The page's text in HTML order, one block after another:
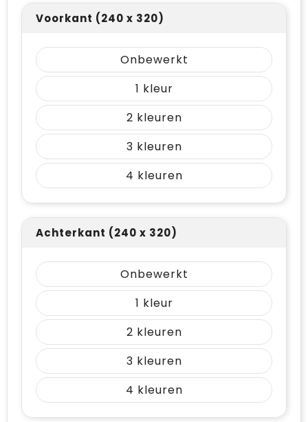
Voorkant (240 x 320)
Onbewerkt
1
2
3
4
Achterkant (240 x 320)
Onbewerkt
1
2
3
4